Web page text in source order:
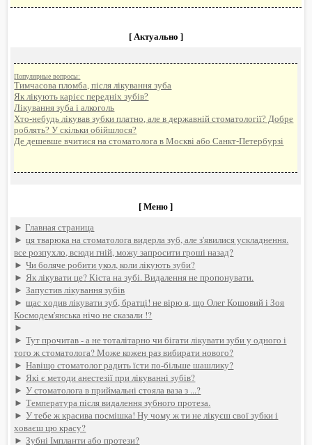
[ Актуально ]
Популярные вопросы:
Тимчасова пломба, після лікування зуба
Як лікують карієс передніх зубів?
Лікування зуба і алкоголь
Хто-небудь лікував зубки платно, але в державній стоматології? Добре
роблять? У скільки обійшлося?
Де дешевше вчитися на стоматолога в Москві або Санкт-Петербурзі
[ Меню ]
►Главная страница
►ця тварюка на стоматолога видерла зуб, але з'явилися ускладнення.
все розпухло, всюди гній, можу запросити гроші назад?
►Чи боляче робити укол, коли лікують зуби?
►Як лікувати це? Кіста на зубі. Видалення не пропонувати.
►Запустив лікування зубів
►щас ходив лікувати зуб, братці! не вірю я, що Олег Кошовий і Зоя
Космодем'янська нічо не сказали !?
►
►Тут прочитав - а не тоталітарно чи бігати лікувати зуби у одного і
того ж стоматолога? Може кожен раз вибирати нового?
►Навіщо стоматолог радить їсти по-більше шашлику?
►Які є методи анестезії при лікуванні зубів?
►У стоматолога в приймальні стояла ваза з ...?
►Температура після видалення зубного протеза.
►У тебе ж красива посмішка! Ну чому ж ти не лікуєш свої зубки і
ховаєш цю красу?
►Зубні Імпланти або протези?